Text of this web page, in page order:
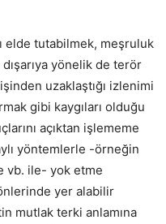
elde tutabilmek, meşruluk
yönelik de terör
uzaklaştığı izlenimi
gibi kaygıları olduğu
açıktan işlememe
yöntemlerle -örneğin
vb. ile- yok etme
yer alabilir
mutlak terki anlamına